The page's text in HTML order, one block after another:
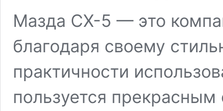
Мазда СХ-5 — это
благодаря своему
практичности
пользуется